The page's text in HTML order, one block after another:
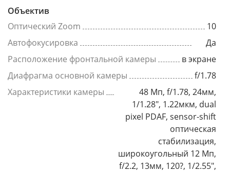
Объектив
Оптический Zoom
10
Автофокусировка
Да
Расположение фронтальной камеры
в экране
Диафрагма основной камеры
f/1.78
Характеристики камеры
48 Мп, f/1.78, 24мм,
1/1.28", 1.22мкм, dual
pixel PDAF, sensor-shift
оптическая
стабилизация,
широкоугольный 12 Мп,
f/2.2, 13мм, 120?, 1/2.55",